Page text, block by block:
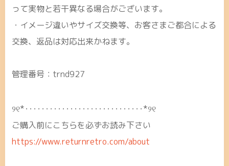
って実物と若干異なる場合がございます。
・イメージ違いやサイズ交換等、お客さまご都合による
交換、返品は対応出来かねます。
管理番号：trnd927
୨୧*･････････････････････････････*୨୧
ご購入前にこちらを必ずお読み下さい
https://www.returnretro.com/about